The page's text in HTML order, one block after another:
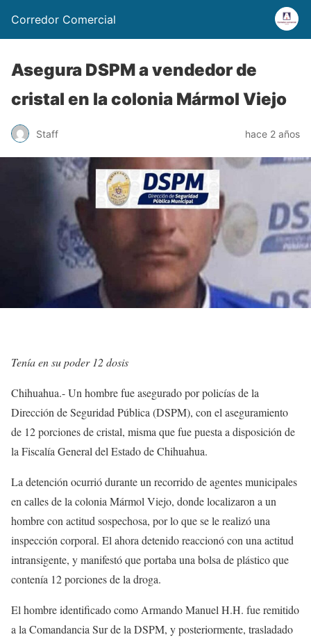
Corredor Comercial
Asegura DSPM a vendedor de
cristal en la colonia Mármol Viejo
Staff hace 2 años
Tenía en su poder 12 dosis
Chihuahua.- Un hombre fue asegurado por policías de la
Dirección de Seguridad Pública (DSPM), con el aseguramiento
de 12 porciones de cristal, misma que fue puesta a disposición de
la Fiscalía General del Estado de Chihuahua.
La detención ocurrió durante un recorrido de agentes municipales
en calles de la colonia Mármol Viejo, donde localizaron a un
hombre con actitud sospechosa, por lo que se le realizó una
inspección corporal. El ahora detenido reaccionó con una actitud
intransigente, y manifestó que portaba una bolsa de plástico que
contenía 12 porciones de la droga.
El hombre identificado como Armando Manuel H.H. fue remitido
a la Comandancia Sur de la DSPM, y posteriormente, trasladado